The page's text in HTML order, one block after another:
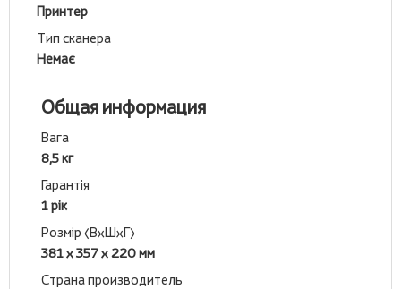
Принтер
Тип сканера
Немає
Общая информация
Вага
8,5 кг
Гарантія
1 рік
Розмір (ВхШхГ)
381 х 357 х 220 мм
Страна производитель